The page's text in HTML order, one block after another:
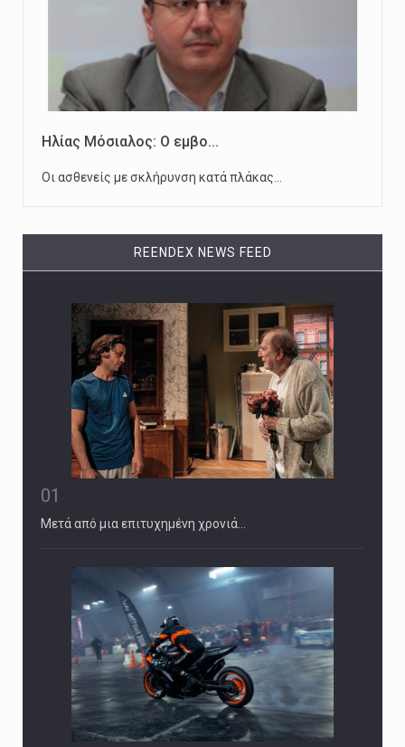
Ηλίας Μόσιαλος: Ο εμβο...
Οι ασθενείς με σκλήρυνση κατά πλάκας…
REENDEX NEWS FEED
01
Μετά από μια επιτυχημένη χρονιά…